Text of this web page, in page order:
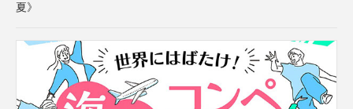
夏》